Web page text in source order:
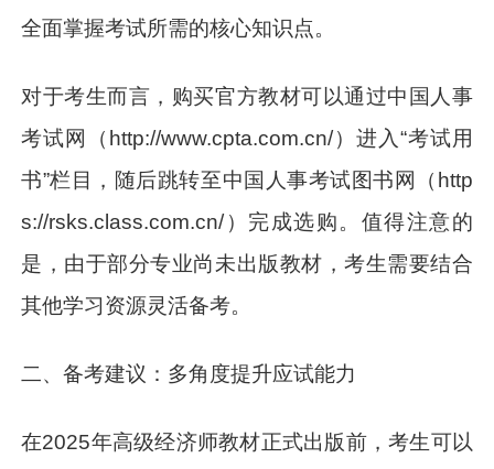
全面掌握考试所需的核心知识点。
对于考生而言，购买官方教材可以通过中国人事
考试网（http://www.cpta.com.cn/）进入“考试用
书”栏目，随后跳转至中国人事考试图书网（http
s://rsks.class.com.cn/）完成选购。值得注意的
是，由于部分专业尚未出版教材，考生需要结合
其他学习资源灵活备考。
二、备考建议：多角度提升应试能力
在2025年高级经济师教材正式出版前，考生可以